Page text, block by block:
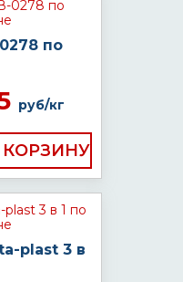
по
руб/кг
plast 3 в